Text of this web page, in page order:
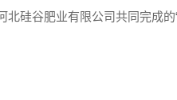
北硅谷肥业有限公司共同完成